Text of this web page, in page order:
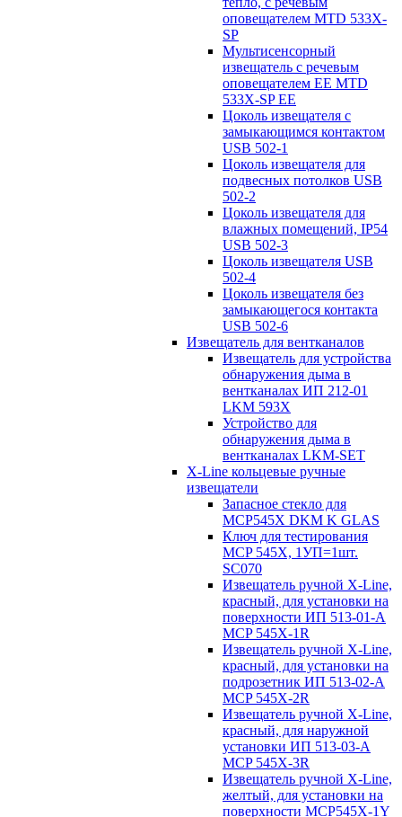
оповещателем MTD 533X-
SP
Мультисенсорный
извещатель с речевым
оповещателем EE MTD
533X-SP EE
Цоколь извещателя с
замыкающимся контактом
USB 502-1
Цоколь извещателя для
подвесных потолков USB
502-2
Цоколь извещателя для
влажных помещений, IP54
USB 502-3
Цоколь извещателя USB
502-4
Цоколь извещателя без
замыкающегося контакта
USB 502-6
Извещатель для вентканалов
Извещатель для устройства
обнаружения дыма в
вентканалах ИП 212-01
LKM 593X
Устройство для
обнаружения дыма в
вентканалах LKM-SET
X-Line кольцевые ручные
извещатели
Запасное стекло для
MCP545Х DKM K GLAS
Ключ для тестирования
MCP 545X, 1УП=1шт.
SC070
Извещатель ручной X-Line,
красный, для установки на
поверхности ИП 513-01-A
MCP 545X-1R
Извещатель ручной X-Line,
красный, для установки на
подрозетник ИП 513-02-A
MCP 545X-2R
Извещатель ручной X-Line,
красный, для наружной
установки ИП 513-03-A
MCP 545X-3R
Извещатель ручной X-Line,
желтый, для установки на
поверхности MCP545X-1Y